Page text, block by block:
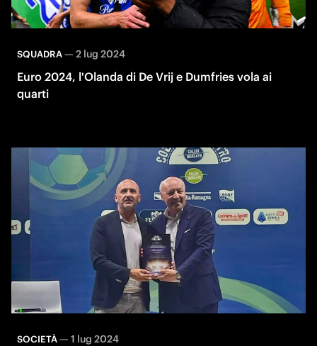
SQUADRA— 2 lug 2024
Euro 2024, l'Olanda di De Vrij e Dumfries vola ai
quarti
SOCIETÀ— 1 lug 2024